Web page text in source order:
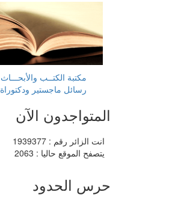
مكتبة الكتــب والأبحـــاث
رسائل ماجستير ودكتوراة
المتواجدون الآن
انت الزائر رقم : 1939377
يتصفح الموقع حاليا : 2063
حرس الحدود